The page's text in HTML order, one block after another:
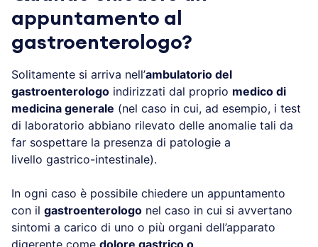
appuntamento al
gastroenterologo?
Solitamente si arriva nell’ambulatorio del
gastroenterologo indirizzati dal proprio medico di
medicina generale (nel caso in cui, ad esempio, i test
di laboratorio abbiano rilevato delle anomalie tali da
far sospettare la presenza di patologie a
livello gastrico-intestinale).
In ogni caso è possibile chiedere un appuntamento
con il gastroenterologo nel caso in cui si avvertano
sintomi a carico di uno o più organi dell’apparato
digerente come dolore gastrico o